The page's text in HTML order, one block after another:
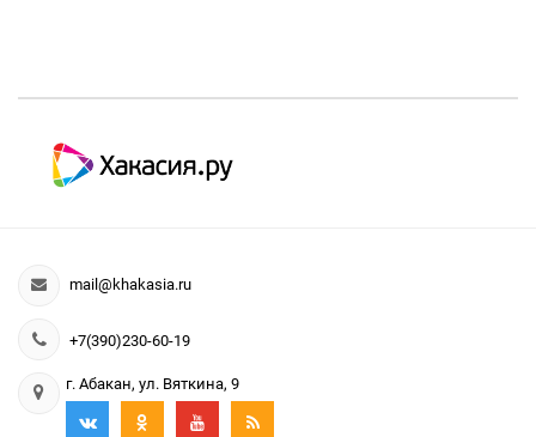
mail@khakasia.ru
+7(390)230-60-19
г. Абакан, ул. Вяткина, 9